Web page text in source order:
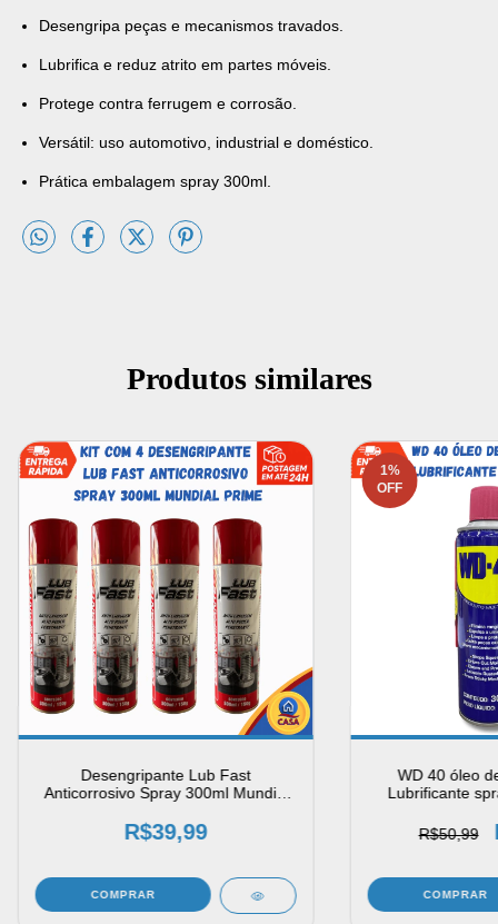
Desengripa peças e mecanismos travados.
Lubrifica e reduz atrito em partes móveis.
Protege contra ferrugem e corrosão.
Versátil: uso automotivo, industrial e doméstico.
Prática embalagem spray 300ml.
Produtos similares
Desengripante Lub Fast
Anticorrosivo Spray 300ml Mundial
R$39,99
1%
OFF
WD 40 óleo
Lubrificante
R$50,99